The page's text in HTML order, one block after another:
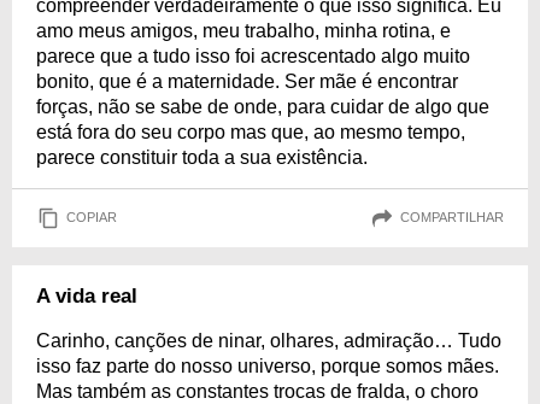
compreender verdadeiramente o que isso significa. Eu
amo meus amigos, meu trabalho, minha rotina, e
parece que a tudo isso foi acrescentado algo muito
bonito, que é a maternidade. Ser mãe é encontrar
forças, não se sabe de onde, para cuidar de algo que
está fora do seu corpo mas que, ao mesmo tempo,
parece constituir toda a sua existência.
COPIAR COMPARTILHAR
A vida real
Carinho, canções de ninar, olhares, admiração… Tudo
isso faz parte do nosso universo, porque somos mães.
Mas também as constantes trocas de fralda, o choro